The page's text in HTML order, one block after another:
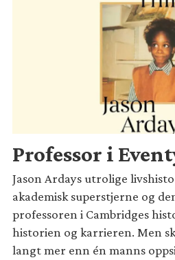
Professor i
Jason Ardays utrolige
akademisk superstjerne og
professoren i Cambridges
historien og karrieren. Men
langt mer enn én manns